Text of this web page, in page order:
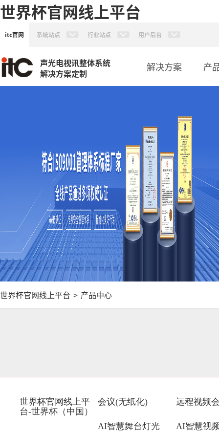
世界杯官网线上平台
itc官网 系统站点 行业站点 用户后台
声光电视讯整体系统
解决方案定制
解决方案 产
世界杯官网线上平台 > 产品中心
世界杯官网线上平
台-世界杯（中国）
会议(无纸化) 远程视频
AI智慧舞台灯光 AI智慧视